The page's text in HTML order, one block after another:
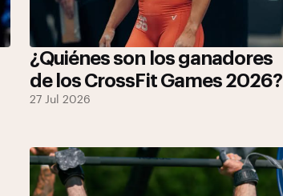
¿Quiénes son los ganadores
de los CrossFit Games 2026?
27 Jul 2026